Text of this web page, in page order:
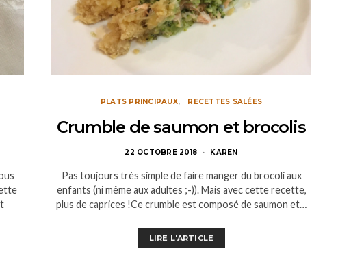
PLATS PRINCIPAUX RECETTES SALÉES
Crumble de saumon et brocolis
22 OCTOBRE 2018 KAREN
Pas toujours très simple de faire manger du brocoli aux
enfants (ni même aux adultes ;-)). Mais avec cette recette,
plus de caprices !Ce crumble est composé de saumon et…
LIRE L'ARTICLE